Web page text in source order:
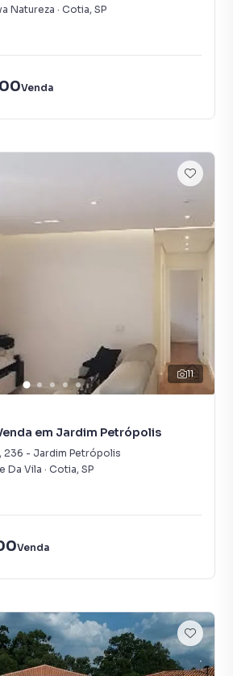
Natureza · Cotia, SP
Venda
11
em Jardim Petrópolis
, 236 - Jardim Petrópolis
Da Vila · Cotia, SP
Venda